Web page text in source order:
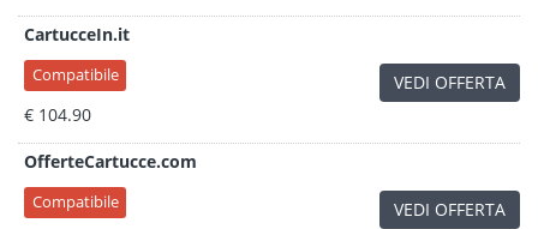
CartucceIn.it
Compatibile
€ 104.90
VEDI OFFERTA
OfferteCartucce.com
Compatibile VEDI OFFERTA